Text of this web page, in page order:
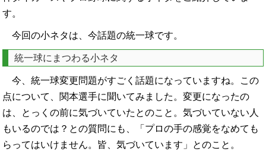
す。
今回の小ネタは、今話題の統一球です。
統一球にまつわる小ネタ
今、統一球変更問題がすごく話題になっていますね。この
点について、関本選手に聞いてみました。変更になったの
は、とっくの前に気づいていたとのこと。気づいていない人
もいるのでは？との質問にも、「プロの手の感覚をなめても
らってはいけません。皆、気づいています」とのこと。